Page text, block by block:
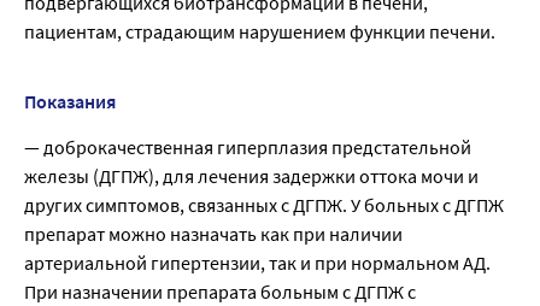
пациентам, страдающим нарушением функции печени.
Показания
— доброкачественная гиперплазия предстательной
железы (ДГПЖ), для лечения задержки оттока мочи и
других симптомов, связанных с ДГПЖ. У больных с ДГПЖ
препарат можно назначать как при наличии
артериальной гипертензии, так и при нормальном АД.
При назначении препарата больным с ДГПЖ с